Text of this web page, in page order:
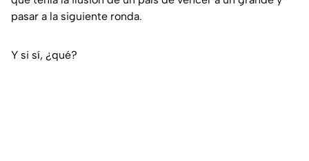
pasar a la siguiente ronda.
Y si sí, ¿qué?